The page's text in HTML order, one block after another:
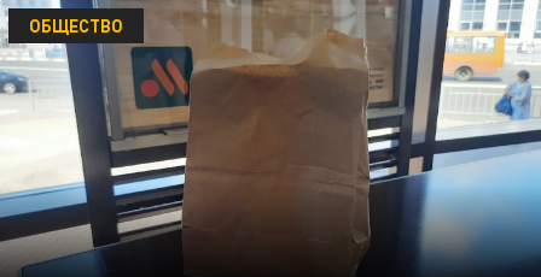
ОБЩЕСТВО